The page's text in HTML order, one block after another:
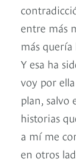
entre más
más quería
Y esa ha
voy por
plan, salvo
historias
a mí me
en otros